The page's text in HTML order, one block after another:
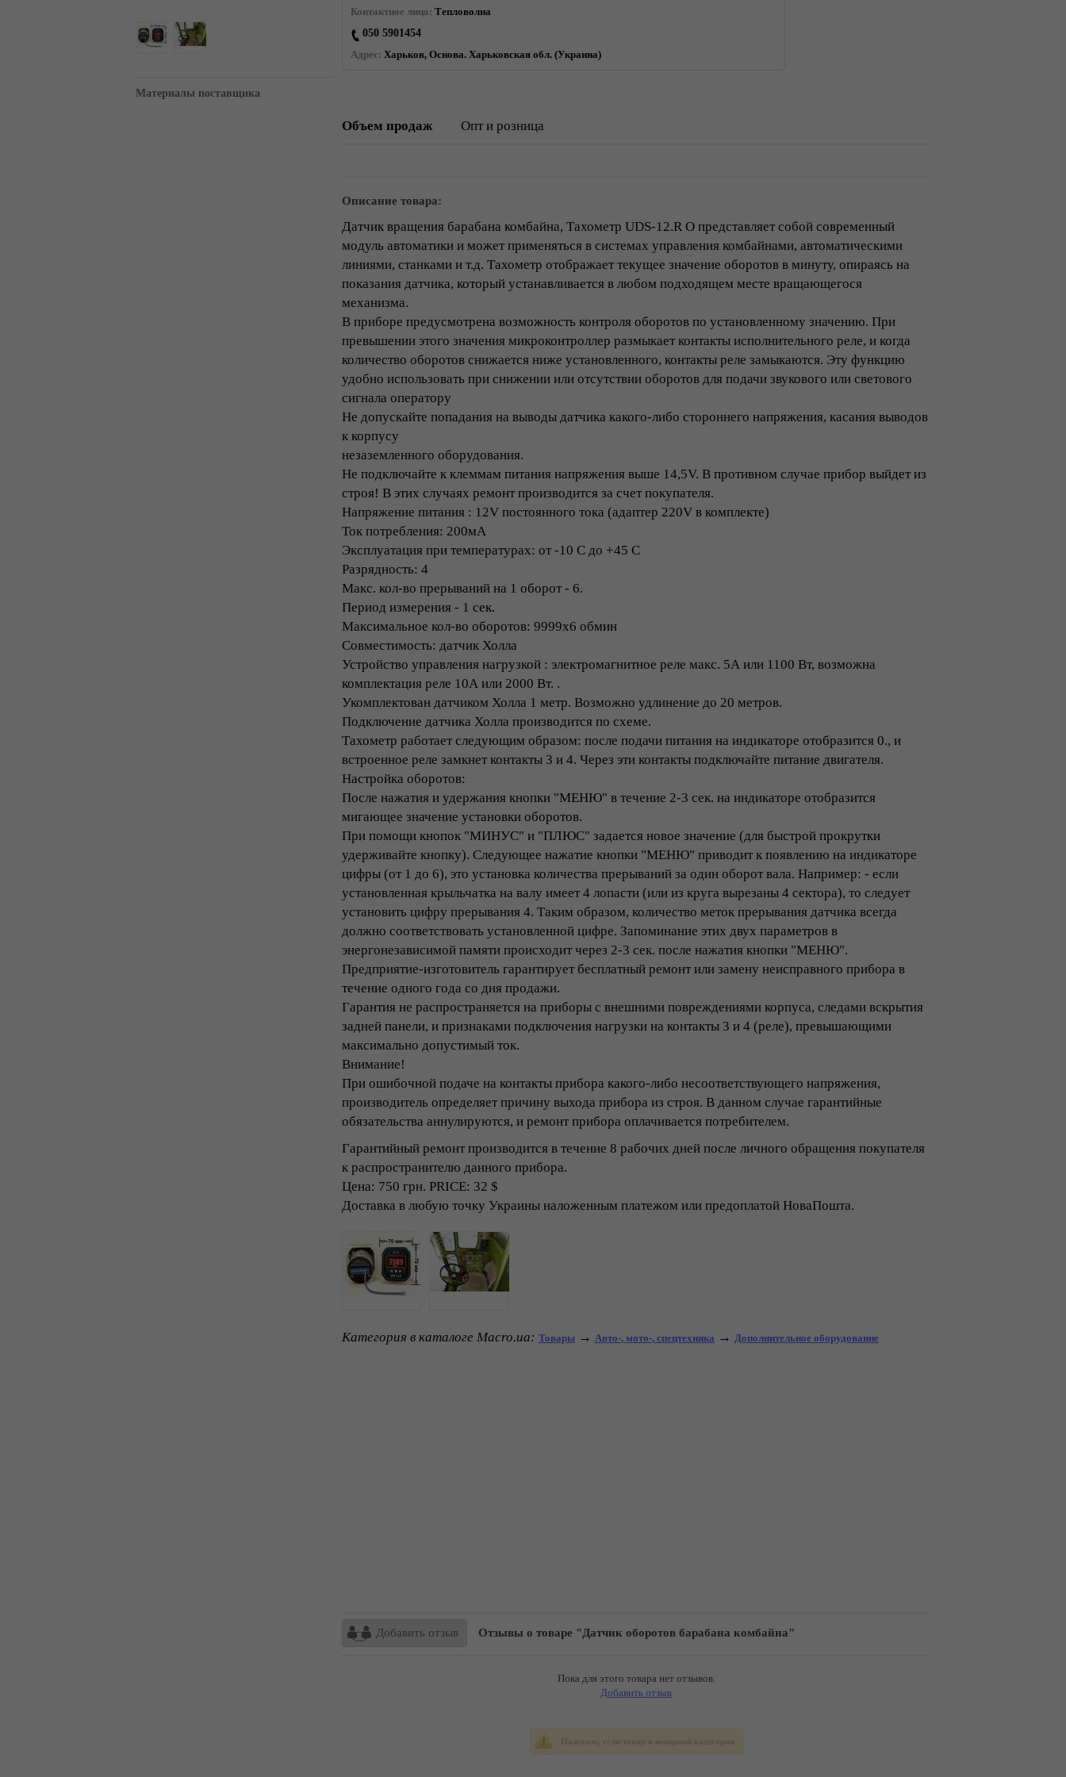
Материалы поставщика
Контактное лицо: Тепловолна
050 5901454
Адрес: Харьков, Основа. Харьковская обл. (Украина)
Объем продаж Опт и розница
Описание товара:
Датчик вращения барабана комбайна, Тахометр UDS-12.R O представляет собой современный
модуль автоматики и может применяться в системах управления комбайнами, автоматическими
линиями, станками и т.д. Тахометр отображает текущее значение оборотов в минуту, опираясь на
показания датчика, который устанавливается в любом подходящем месте вращающегося
механизма.
В приборе предусмотрена возможность контроля оборотов по установленному значению. При
превышении этого значения микроконтроллер размыкает контакты исполнительного реле, и когда
количество оборотов снижается ниже установленного, контакты реле замыкаются. Эту функцию
удобно использовать при снижении или отсутствии оборотов для подачи звукового или светового
сигнала оператору
Не допускайте попадания на выводы датчика какого-либо стороннего напряжения, касания выводов
к корпусу
незаземленного оборудования.
Не подключайте к клеммам питания напряжения выше 14,5V. В противном случае прибор выйдет из
строя! В этих случаях ремонт производится за счет покупателя.
Напряжение питания : 12V постоянного тока (адаптер 220V в комплекте)
Ток потребления: 200мА
Эксплуатация при температурах: от -10 С до +45 С
Разрядность: 4
Макс. кол-во прерываний на 1 оборот - 6.
Период измерения - 1 сек.
Максимальное кол-во оборотов: 9999х6 обмин
Совместимость: датчик Холла
Устройство управления нагрузкой : электромагнитное реле макс. 5А или 1100 Вт, возможна
комплектация реле 10А или 2000 Вт. .
Укомплектован датчиком Холла 1 метр. Возможно удлинение до 20 метров.
Подключение датчика Холла производится по схеме.
Тахометр работает следующим образом: после подачи питания на индикаторе отобразится 0., и
встроенное реле замкнет контакты 3 и 4. Через эти контакты подключайте питание двигателя.
Настройка оборотов:
После нажатия и удержания кнопки "МЕНЮ" в течение 2-3 сек. на индикаторе отобразится
мигающее значение установки оборотов.
При помощи кнопок "МИНУС" и "ПЛЮС" задается новое значение (для быстрой прокрутки
удерживайте кнопку). Следующее нажатие кнопки "МЕНЮ" приводит к появлению на индикаторе
цифры (от 1 до 6), это установка количества прерываний за один оборот вала. Например: - если
установленная крыльчатка на валу имеет 4 лопасти (или из круга вырезаны 4 сектора), то следует
установить цифру прерывания 4. Таким образом, количество меток прерывания датчика всегда
должно соответствовать установленной цифре. Запоминание этих двух параметров в
энергонезависимой памяти происходит через 2-3 сек. после нажатия кнопки "МЕНЮ".
Предприятие-изготовитель гарантирует бесплатный ремонт или замену неисправного прибора в
течение одного года со дня продажи.
Гарантия не распространяется на приборы с внешними повреждениями корпуса, следами вскрытия
задней панели, и признаками подключения нагрузки на контакты 3 и 4 (реле), превышающими
максимально допустимый ток.
Внимание!
При ошибочной подаче на контакты прибора какого-либо несоответствующего напряжения,
производитель определяет причину выхода прибора из строя. В данном случае гарантийные
обязательства аннулируются, и ремонт прибора оплачивается потребителем.
Гарантийный ремонт производится в течение 8 рабочих дней после личного обращения покупателя
к распространителю данного прибора.
Цена: 750 грн. PRICE: 32 $
Доставка в любую точку Украины наложенным платежом или предоплатой НоваПошта.
Категория в каталоге Macro.ua: Товары → Авто-, мото-, спецтехника → Дополнительное оборудование
Добавить отзыв Отзывы о товаре "Датчик оборотов барабана комбайна"
Пока для этого товара нет отзывов.
Добавить отзыв
Нажмите, если товар в неверной категории